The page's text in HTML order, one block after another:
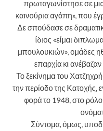
πρωταγωνίστησε σε
καινούρια αγάπη», που
Δε σπούδασε σε
ίδιος «είμαι
μπουλουκιών», ομάδες
επαρχία κι
Το ξεκίνημα του
την περίοδο της Κατοχής,
φορά το 1948, στο
Σύντομα, όμως,